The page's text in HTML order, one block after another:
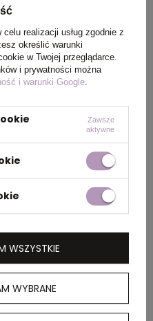
46 x 28 cm,38 x 54 x
z długim
i wyrafinowany
dzianiny piqué o
realizacji usług zgodnie z
określić warunki
w Twojej przeglądarce.
i prywatności można
i warunki Google.
Zawsze
aktywne
WYBRANE
WSZYSTKIE